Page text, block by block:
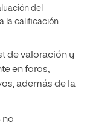
del
la calificación
de valoración y
en foros,
además de la
no